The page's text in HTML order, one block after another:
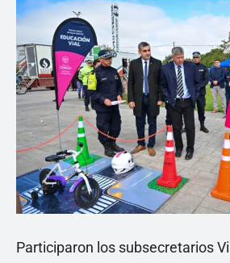
Participaron los subsecretarios